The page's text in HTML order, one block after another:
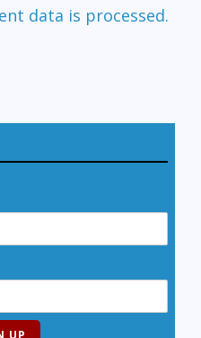
data is processed.